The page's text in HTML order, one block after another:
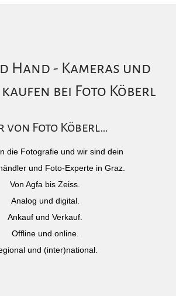
Hand - Kameras und
bei Foto Köberl
von Foto Köberl…
die Fotografie und wir sind dein
und Foto-Experte in Graz.
Von Agfa bis Zeiss.
Analog und digital.
Ankauf und Verkauf.
Offline und online.
und (inter)national.